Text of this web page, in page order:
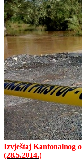
Izvještaj Kantonalnog
(28.5.2014.)